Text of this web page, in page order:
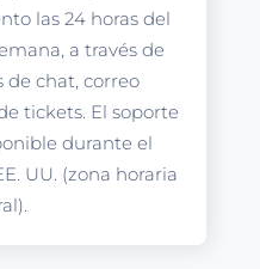
las 24 horas del
a través de
de chat, correo
tickets. El soporte
durante el
UU. (zona horaria